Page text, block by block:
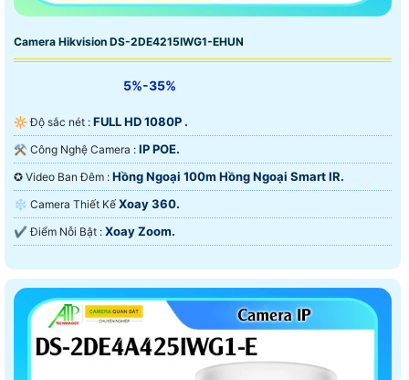
Camera Hikvision DS-2DE4215IWG1-EHUN
5%-35%
🔆 Độ sắc nét : FULL HD 1080P .
⚒ Công Nghệ Camera : IP POE.
✪ Video Ban Đêm : Hồng Ngoại 100m Hồng Ngoại Smart IR.
❄ Camera Thiết Kế Xoay 360.
️✔️ Điểm Nỗi Bật : Xoay Zoom.